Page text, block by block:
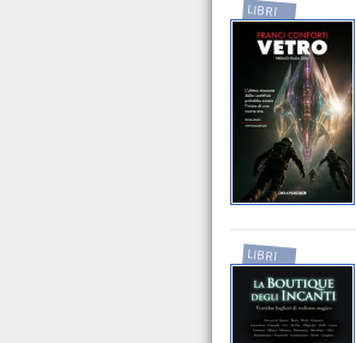
LIBRI
LIBRI